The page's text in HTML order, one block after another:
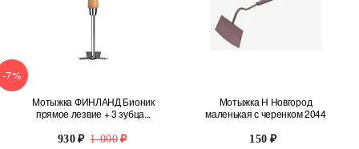
-7%
Мотыжка ФИНЛАНД Бионик
прямое лезвие + 3 зубца...
930 1 000
Мотыжка Н Новгород
маленькая с черенком 2044
150